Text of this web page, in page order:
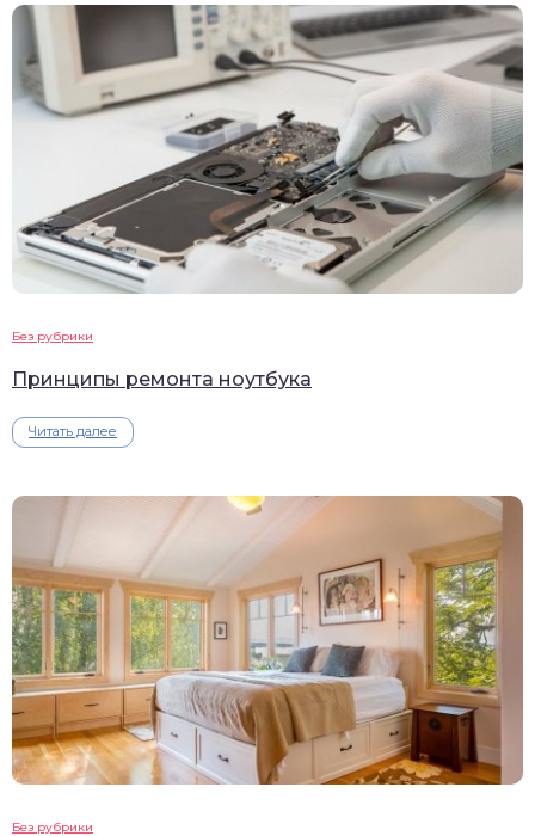
Без рубрики
Принципы ремонта ноутбука
Читать далее
Без рубрики